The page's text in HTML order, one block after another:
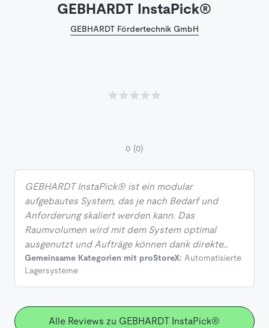
GEBHARDT InstaPick®
GEBHARDT Fördertechnik GmbH
0 (0)
GEBHARDT InstaPick® ist ein modular
aufgebautes System, das je nach Bedarf und
Anforderung skaliert werden kann. Das
Raumvolumen wird mit dem System optimal
ausgenutzt und Aufträge können dank direkte…
Gemeinsame Kategorien mit proStoreX: Automatisierte
Lagersysteme
Alle Reviews zu GEBHARDT InstaPick®